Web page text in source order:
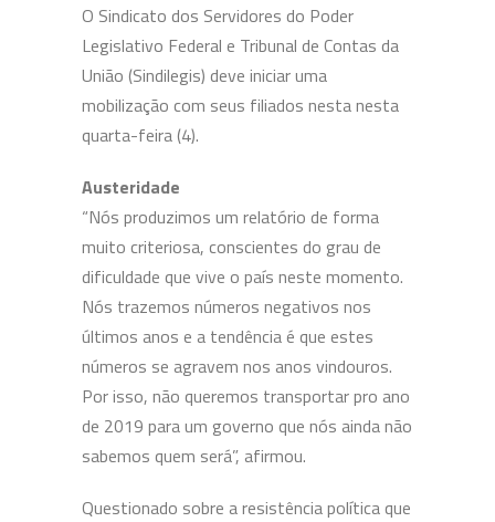
O Sindicato dos Servidores do Poder
Legislativo Federal e Tribunal de Contas da
União (Sindilegis) deve iniciar uma
mobilização com seus filiados nesta nesta
quarta-feira (4).
Austeridade
“Nós produzimos um relatório de forma
muito criteriosa, conscientes do grau de
dificuldade que vive o país neste momento.
Nós trazemos números negativos nos
últimos anos e a tendência é que estes
números se agravem nos anos vindouros.
Por isso, não queremos transportar pro ano
de 2019 para um governo que nós ainda não
sabemos quem será”, afirmou.
Questionado sobre a resistência política que